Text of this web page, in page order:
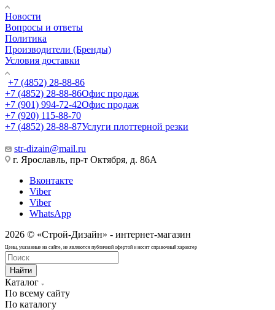
Новости
Вопросы и ответы
Политика
Производители (Бренды)
Условия доставки
+7 (4852) 28-88-86
+7 (4852) 28-88-86Офис продаж
+7 (901) 994-72-42Офис продаж
+7 (920) 115-88-70
+7 (4852) 28-88-87Услуги плоттерной резки
str-dizain@mail.ru
г. Ярославль, пр-т Октября, д. 86А
Вконтакте
Viber
Viber
WhatsApp
2026 © «Строй-Дизайн» - интернет-магазин
Цены, указанные на сайте, не являются публичной офертой и носят справочный характер
Найти
Каталог
По всему сайту
По каталогу